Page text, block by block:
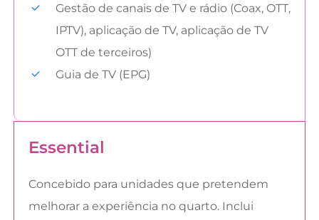
Gestão de canais de TV e rádio (Coax, OTT,
IPTV), aplicação de TV, aplicação de TV
OTT de terceiros)
Guia de TV (EPG)
Essential
Concebido para unidades que pretendem
melhorar a experiência no quarto. Inclui